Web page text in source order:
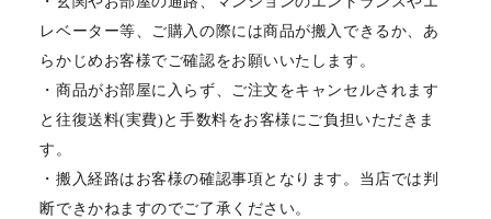
レベーター等、ご購入の際には商品が搬入できるか、あ
らかじめお客様でご確認をお願いいたします。
・商品がお部屋に入らず、ご注文をキャンセルされます
と往復送料(実費)と手数料をお客様にご負担いただきま
す。
・搬入経路はお客様の確認事項となります。当店では判
断できかねますのでご了承ください。